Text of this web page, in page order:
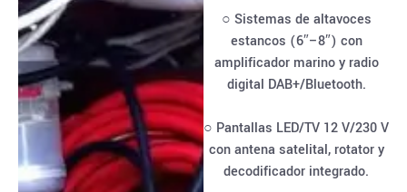
○ Sistemas de altavoces
estancos (6″–8″) con
amplificador marino y radio
digital DAB+/Bluetooth.
○ Pantallas LED/TV 12 V/230 V
con antena satelital, rotator y
decodificador integrado.